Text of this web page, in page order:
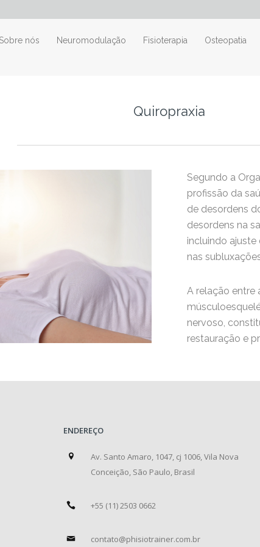
Sobre nós Neuromodulação Fisioterapia Osteopatia
Quiropraxia
Segundo a
profissão da
de desordens
desordens na
incluindo
nas
A relação entre
nervoso,
restauração e
ENDEREÇO
Av. Santo Amaro, 1047, cj 1006, Vila Nova
Conceição, São Paulo, Brasil
+55 (11) 2503 0662
contato@phisiotrainer.com.br